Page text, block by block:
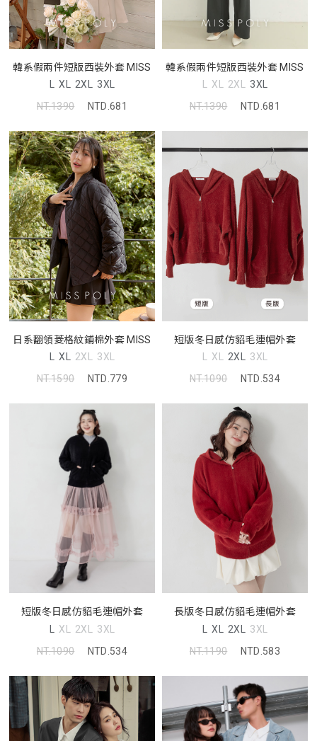
韓系假兩件短版西裝外套 MISS
L XL 2XL 3XL
NT.1390
NTD.681
韓系假兩件短版西裝外套 MISS
L XL 2XL 3XL
NT.1390
NTD.681
日系翻領菱格紋鋪棉外套 MISS
L XL 2XL 3XL
NT.1590
NTD.779
短版冬日感仿貂毛連帽外套
L XL 2XL 3XL
NT.1090
NTD.534
短版冬日感仿貂毛連帽外套
L XL 2XL 3XL
NT.1090
NTD.534
長版冬日感仿貂毛連帽外套
L XL 2XL 3XL
NT.1190
NTD.583